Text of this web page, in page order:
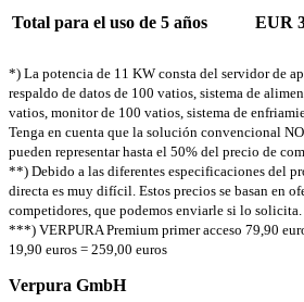
Total para el uso de 5 años
EUR
*) La potencia de 11 KW consta del servidor de
respaldo de datos de 100 vatios, sistema de
vatios, monitor de 100 vatios, sistema de
Tenga en cuenta que la solución convencional
pueden representar hasta el 50% del precio de
**) Debido a las diferentes especificaciones del
directa es muy difícil. Estos precios se basan en
competidores, que podemos enviarle si lo solicita.
***) VERPURA Premium primer acceso 79,90
19,90 euros = 259,00 euros
Verpura GmbH